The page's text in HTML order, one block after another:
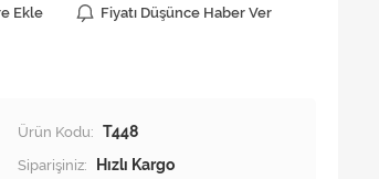
Ekle
Fiyatı Düşünce Haber Ver
Ürün Kodu: T448
Siparişiniz:
Hızlı Kargo